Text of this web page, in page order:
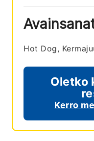
Hot Dog,
Oletko
Kerro